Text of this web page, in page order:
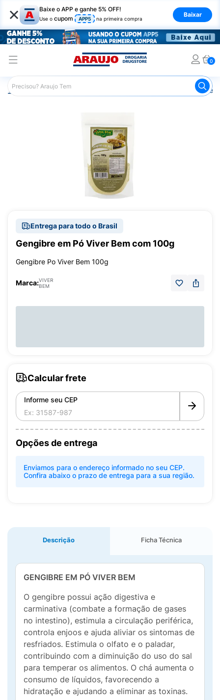
× Baixe o APP e ganhe 5% OFF!
Use o cupom APP5 na primeira compra
Baixar
0
Araujo Nutrição Saudável
Entrega para todo o Brasil
Gengibre em Pó Viver Bem com 100g
Gengibre Po Viver Bem 100g
Marca:VIVER
BEM
Calcular frete
Informe seu CEP
Opções de entrega
Enviamos para o endereço informado no seu CEP.
Confira abaixo o prazo de entrega para a sua região.
Descrição Ficha Técnica
GENGIBRE EM PÓ VIVER BEM
O gengibre possui ação digestiva e
carminativa (combate a formação de gases
no intestino), estimula a circulação periférica,
controla enjoos e ajuda aliviar os sintomas de
resfriados. Estimula o olfato e o paladar,
contribuindo com a diminuição do uso do sal
para temperar os alimentos. O chá aumenta o
consumo de líquidos, favorecendo a
hidratação e ajudando a eliminar as toxinas.